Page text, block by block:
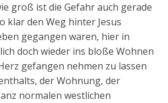
groß ist die Gefahr auch gerade
klar den Weg hinter Jesus
gegangen waren, hier in
doch wieder ins bloße Wohnen
gefangen nehmen zu lassen
der Wohnung, der
normalen westlichen